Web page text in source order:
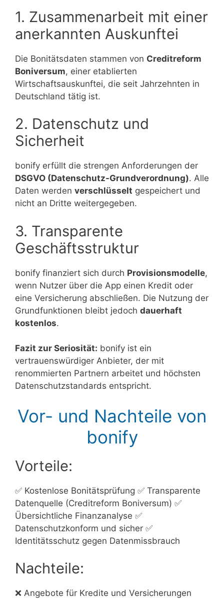
1. Zusammenarbeit mit einer
anerkannten Auskunftei
Die Bonitätsdaten stammen von Creditreform
Boniversum, einer etablierten
Wirtschaftsauskunftei, die seit Jahrzehnten in
Deutschland tätig ist.
2. Datenschutz und
Sicherheit
bonify erfüllt die strengen Anforderungen der
DSGVO (Datenschutz-Grundverordnung). Alle
Daten werden verschlüsselt gespeichert und
nicht an Dritte weitergegeben.
3. Transparente
Geschäftsstruktur
bonify finanziert sich durch Provisionsmodelle,
wenn Nutzer über die App einen Kredit oder
eine Versicherung abschließen. Die Nutzung der
Grundfunktionen bleibt jedoch dauerhaft
kostenlos.
Fazit zur Seriosität: bonify ist ein
vertrauenswürdiger Anbieter, der mit
renommierten Partnern arbeitet und höchsten
Datenschutzstandards entspricht.
Vor- und Nachteile von
bonify
Vorteile:
✅ Kostenlose Bonitätsprüfung ✅ Transparente
Datenquelle (Creditreform Boniversum) ✅
Übersichtliche Finanzanalyse ✅
Datenschutzkonform und sicher ✅
Identitätsschutz gegen Datenmissbrauch
Nachteile:
❌ Angebote für Kredite und Versicherungen